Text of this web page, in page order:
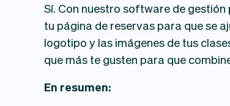
Sí. Con nuestro software de
tu página de reservas para que se
logotipo y las imágenes de tus
que más te gusten para que
En resumen: